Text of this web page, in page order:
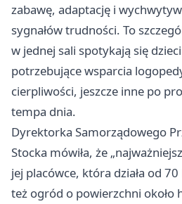
zabawę, adaptację i
sygnałów trudności. To
w jednej sali spotykają się
potrzebujące wsparcia
cierpliwości, jeszcze inne po
tempa dnia.
Dyrektorka Samorządowego
Stocka mówiła, że
jej placówce, która działa od
też ogród o powierzchni około